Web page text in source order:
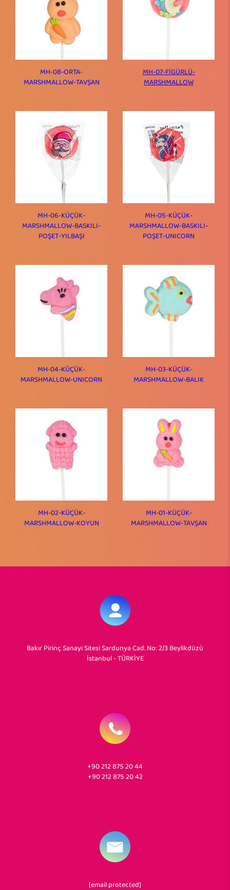
MH-08-ORTA-
MARSHMALLOW-TAVŞAN
MH-07-FİGÜRLÜ-
MARSHMALLOW
MH-06-KÜÇÜK-
MARSHMALLOW-BASKILI-
POŞET-YILBAŞI
MH-05-KÜÇÜK-
MARSHMALLOW-BASKILI-
POŞET-UNICORN
MH-04-KÜÇÜK-
MARSHMALLOW-UNICORN
MH-03-KÜÇÜK-
MARSHMALLOW-BALIK
MH-02-KÜÇÜK-
MARSHMALLOW-KOYUN
MH-01-KÜÇÜK-
MARSHMALLOW-TAVŞAN
Bakır Pirinç Sanayi Sitesi Sardunya Cad. No: 2/3 Beylikdüzü
İstanbul - TÜRKİYE
+90 212 875 20 44
+90 212 875 20 42
[email protected]